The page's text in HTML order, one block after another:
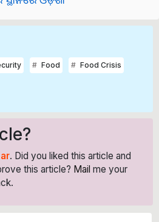
Food Food Crisis
. Did you liked this article and
this article? Mail me your